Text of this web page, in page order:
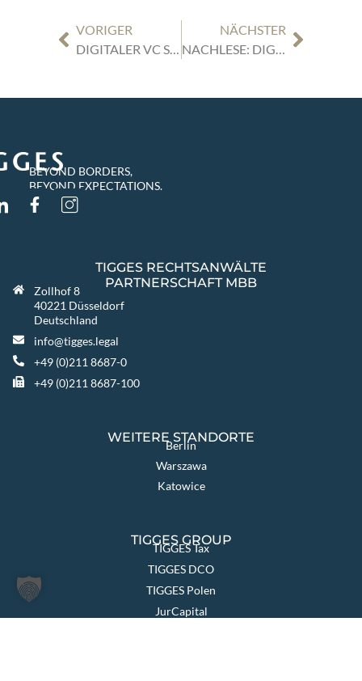
VORIGER
DIGITALER VC STAMMTISCH DÜSSELDORF | 29.06.2021 | 13 UHR | „EINBLICKE IN DEN ENTWICKLUNGSSTAND DES QUANTENCOMPUTERS“
NÄCHSTER
NACHLESE: DIGITALER VC STAMMTISCH DÜSSELDORF „ZUKUNFTSFONDS“ (DR. JÖRG KUKIES, BMF) – AUFZEICHNUNG ONLINE
BEYOND BORDERS,
BEYOND EXPECTATIONS.
TIGGES RECHTSANWÄLTE
PARTNERSCHAFT MBB
Zollhof 8
40221 Düsseldorf
Deutschland
info@tigges.legal
+49 (0)211 8687-0
+49 (0)211 8687-100
WEITERE STANDORTE
Berlin
Warszawa
Katowice
TIGGES GROUP
TIGGES Tax
TIGGES DCO
TIGGES Polen
JurCapital